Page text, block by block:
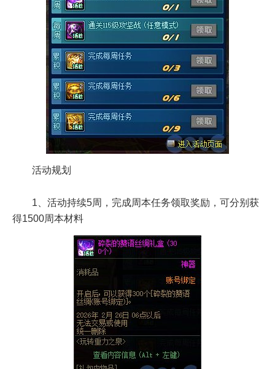
活动规划
1、活动持续5周，完成周本任务领取奖励，可分别获
得1500周本材料